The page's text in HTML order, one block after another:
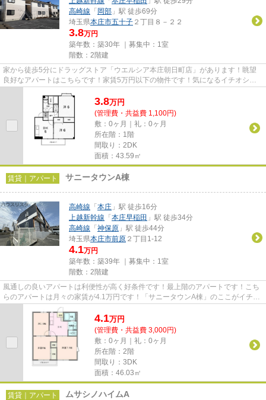
高崎線 「 岡部 」駅 徒歩69分
埼玉県本庄市五十子 ２丁目８－２２
3.8万円
築年数：築30年 ｜募集中： 1室
階数：2階建
家から徒歩5分にドラッグストア「ウエルシア本庄朝日町店」があります！眺望
良好なアパートはこちらです！家賃5万円以下の物件です！気になるイチオシ物
3.8万円
(管理費・共益費 1,100円)
敷：0ヶ月｜礼：0ヶ月
所在階：1階
間取り：2DK
面積：43.59㎡
賃貸｜アパート サニータウンA棟
高崎線 「 本庄 」駅 徒歩16分
上越新幹線 「 本庄早稲田 」駅 徒歩34分
高崎線 「 神保原 」駅 徒歩44分
埼玉県本庄市前原 ２丁目1-12
4.1万円
築年数：築39年 ｜募集中： 1室
階数：2階建
風通しの良いアパートは利便性が高く好条件です！最上階のアパートです！こち
らのアパートは月々の家賃が4.1万円です！「サニータウンA棟」のここがイチオ
シ！ご希望の賃貸物件が見つ...
4.1万円
(管理費・共益費 3,000円)
敷：0ヶ月｜礼：0ヶ月
所在階：2階
間取り：3DK
面積：46.03㎡
賃貸｜アパート ムサシノハイムA